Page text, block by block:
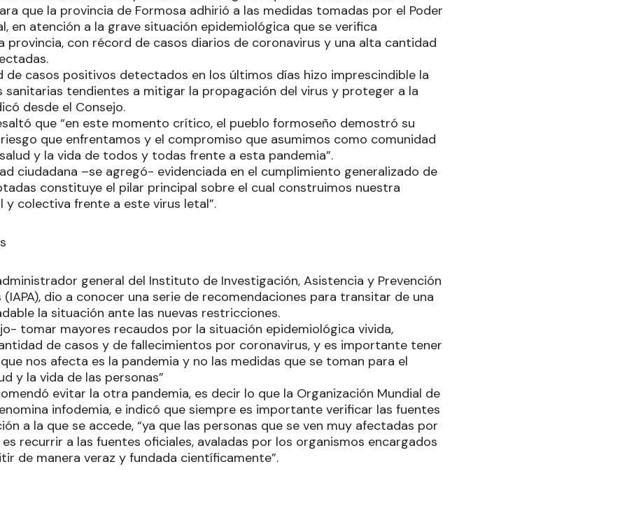
que la provincia de Formosa adhirió a las medidas tomadas por el Poder
en atención a la grave situación epidemiológica que se verifica
provincia, con récord de casos diarios de coronavirus y una alta cantidad
de casos positivos detectados en los últimos días hizo imprescindible la
sanitarias tendientes a mitigar la propagación del virus y proteger a la
desde el Consejo.
que “en este momento crítico, el pueblo formoseño demostró su
que enfrentamos y el compromiso que asumimos como comunidad
y la vida de todos y todas frente a esta pandemia”.
ciudadana –se agregó- evidenciada en el cumplimiento generalizado de
constituye el pilar principal sobre el cual construimos nuestra
y colectiva frente a este virus letal”.
general del Instituto de Investigación, Asistencia y Prevención
dio a conocer una serie de recomendaciones para transitar de una
la situación ante las nuevas restricciones.
tomar mayores recaudos por la situación epidemiológica vivida,
de casos y de fallecimientos por coronavirus, y es importante tener
nos afecta es la pandemia y no las medidas que se toman para el
y la vida de las personas”
evitar la otra pandemia, es decir lo que la Organización Mundial de
infodemia, e indicó que siempre es importante verificar las fuentes
a la que se accede, “ya que las personas que se ven muy afectadas por
recurrir a las fuentes oficiales, avaladas por los organismos encargados
de manera veraz y fundada científicamente”.